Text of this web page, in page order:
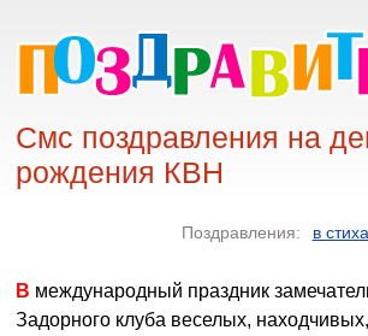
Смс поздравления на
рождения КВН
Поздравления: в
В международный праздник
Задорного клуба веселых, находчивых,